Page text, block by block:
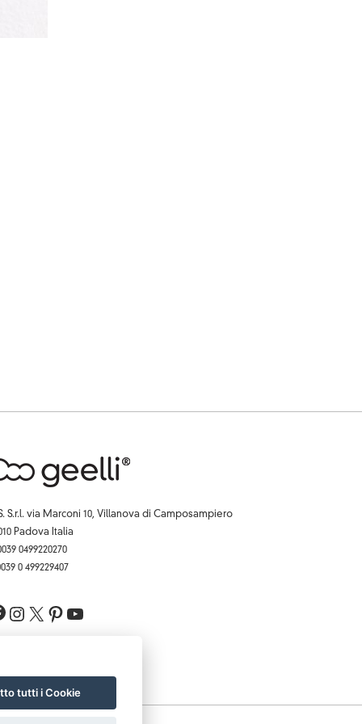
S.r.l. via Marconi 10, Villanova di Camposampiero
Padova Italia
0499220270
0 499229407
Facebook
Instagram
X Pinterest
tutti i Cookie